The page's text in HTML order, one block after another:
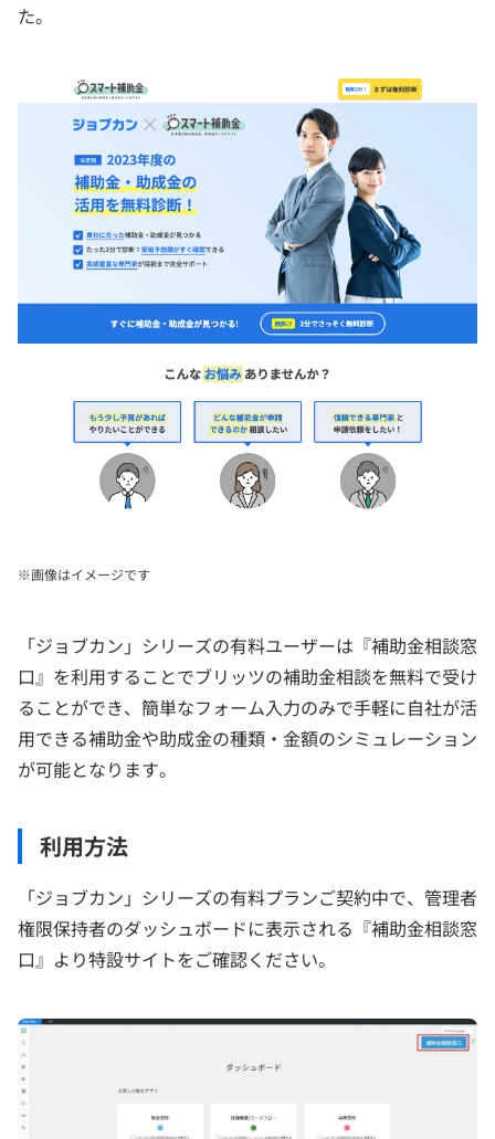
た。
※画像はイメージです
「ジョブカン」シリーズの有料ユーザーは『補助金相談窓
口』を利用することでブリッツの補助金相談を無料で受け
ることができ、簡単なフォーム入力のみで手軽に自社が活
用できる補助金や助成金の種類・金額のシミュレーション
が可能となります。
利用方法
「ジョブカン」シリーズの有料プランご契約中で、管理者
権限保持者のダッシュボードに表示される『補助金相談窓
口』より特設サイトをご確認ください。